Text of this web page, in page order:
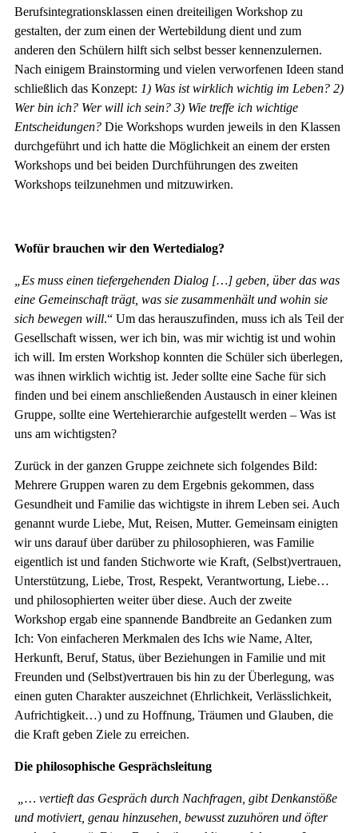
Berufsintegrationsklassen einen dreiteiligen Workshop zu
gestalten, der zum einen der Wertebildung dient und zum
anderen den Schülern hilft sich selbst besser kennenzulernen.
Nach einigem Brainstorming und vielen verworfenen Ideen stand
schließlich das Konzept: 1) Was ist wirklich wichtig im Leben? 2)
Wer bin ich? Wer will ich sein? 3) Wie treffe ich wichtige
Entscheidungen? Die Workshops wurden jeweils in den Klassen
durchgeführt und ich hatte die Möglichkeit an einem der ersten
Workshops und bei beiden Durchführungen des zweiten
Workshops teilzunehmen und mitzuwirken.
Wofür brauchen wir den Wertedialog?
„Es muss einen tiefergehenden Dialog […] geben, über das was
eine Gemeinschaft trägt, was sie zusammenhält und wohin sie
sich bewegen will.“ Um das herauszufinden, muss ich als Teil der
Gesellschaft wissen, wer ich bin, was mir wichtig ist und wohin
ich will. Im ersten Workshop konnten die Schüler sich überlegen,
was ihnen wirklich wichtig ist. Jeder sollte eine Sache für sich
finden und bei einem anschließenden Austausch in einer kleinen
Gruppe, sollte eine Wertehierarchie aufgestellt werden – Was ist
uns am wichtigsten?
Zurück in der ganzen Gruppe zeichnete sich folgendes Bild:
Mehrere Gruppen waren zu dem Ergebnis gekommen, dass
Gesundheit und Familie das wichtigste in ihrem Leben sei. Auch
genannt wurde Liebe, Mut, Reisen, Mutter. Gemeinsam einigten
wir uns darauf über darüber zu philosophieren, was Familie
eigentlich ist und fanden Stichworte wie Kraft, (Selbst)vertrauen,
Unterstützung, Liebe, Trost, Respekt, Verantwortung, Liebe…
und philosophierten weiter über diese. Auch der zweite
Workshop ergab eine spannende Bandbreite an Gedanken zum
Ich: Von einfacheren Merkmalen des Ichs wie Name, Alter,
Herkunft, Beruf, Status, über Beziehungen in Familie und mit
Freunden und (Selbst)vertrauen bis hin zu der Überlegung, was
einen guten Charakter auszeichnet (Ehrlichkeit, Verlässlichkeit,
Aufrichtigkeit…) und zu Hoffnung, Träumen und Glauben, die
die Kraft geben Ziele zu erreichen.
Die philosophische Gesprächsleitung
„… vertieft das Gespräch durch Nachfragen, gibt Denkanstöße
und motiviert, genau hinzusehen, bewusst zuzuhören und öfter